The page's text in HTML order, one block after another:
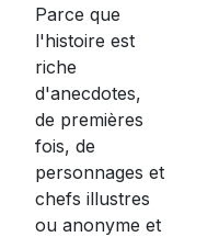
Parce que
l'histoire est
riche
d'anecdotes,
de premières
fois, de
personnages et
chefs illustres
ou anonyme et